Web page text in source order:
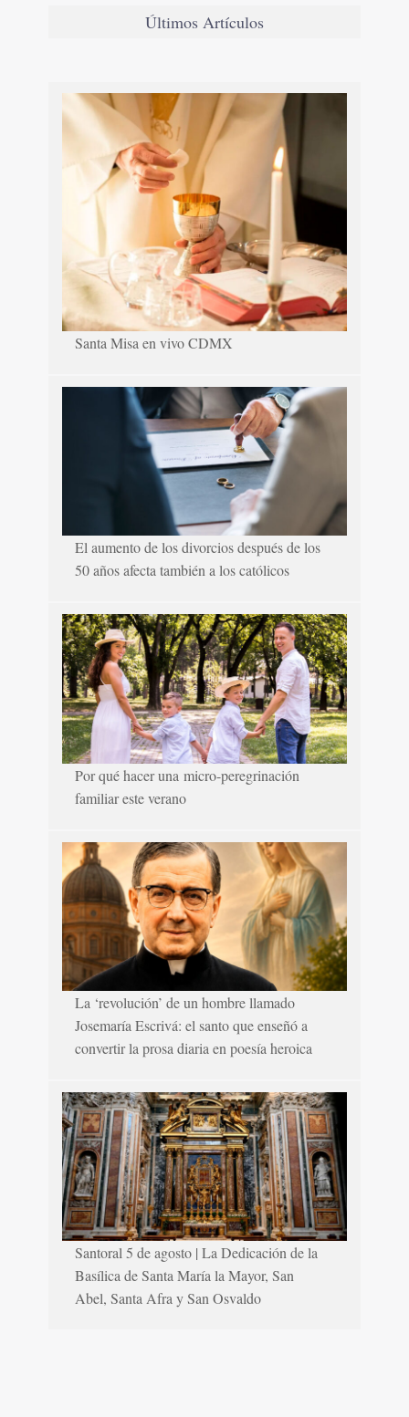
Últimos Artículos
Santa Misa en vivo CDMX
El aumento de los divorcios después de los
50 años afecta también a los católicos
Por qué hacer una micro-peregrinación
familiar este verano
La ‘revolución’ de un hombre llamado
Josemaría Escrivá: el santo que enseñó a
convertir la prosa diaria en poesía heroica
Santoral 5 de agosto | La Dedicación de la
Basílica de Santa María la Mayor, San
Abel, Santa Afra y San Osvaldo